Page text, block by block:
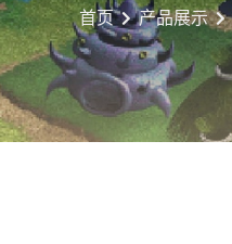
首页 产品展示